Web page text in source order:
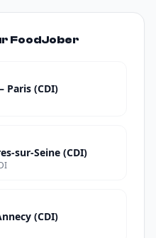
FoodJober
Paris (CDI)
sur-Seine (CDI)
(CDI)